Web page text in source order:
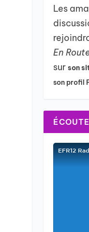
Les
En
surson
son profil